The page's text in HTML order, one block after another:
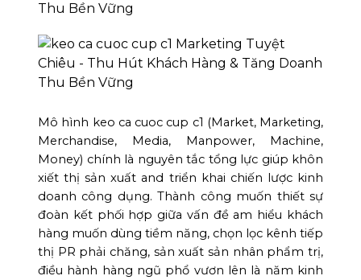
Mô hình keo ca cuoc cup c1 (Market, Marketing,
Merchandise, Media, Manpower, Machine,
Money) chính là nguyên tắc tổng lực giúp khôn
xiết thị sản xuất and triển khai chiến lược kinh
doanh công dụng. Thành công muốn thiết sự
đoàn kết phối hợp giữa vấn đề am hiểu khách
hàng muốn dùng tiềm năng, chọn lọc kênh tiếp
thị PR phải chăng, sản xuất sản nhân phẩm trị,
điều hành hàng ngũ phổ vươn lên là năm kinh